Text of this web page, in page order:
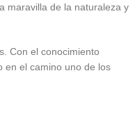
maravilla de la naturaleza y
Con el conocimiento
en el camino uno de los